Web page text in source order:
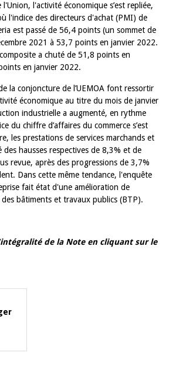
l'Union, l'activité économique s’est repliée,
l'indice des directeurs d'achat (PMI) de
est passé de 56,4 points (un sommet de
2021 à 53,7 points en janvier 2022.
a chuté de 51,8 points en
en janvier 2022.
la conjoncture de l’UEMOA font ressortir
économique au titre du mois de janvier
industrielle a augmenté, en rythme
du chiffre d’affaires du commerce s’est
les prestations de services marchands et
hausses respectives de 8,3% et de
revue, après des progressions de 3,7%
Dans cette même tendance, l'enquête
fait état d'une amélioration de
des bâtiments et travaux publics (BTP).
de la Note en cliquant sur le